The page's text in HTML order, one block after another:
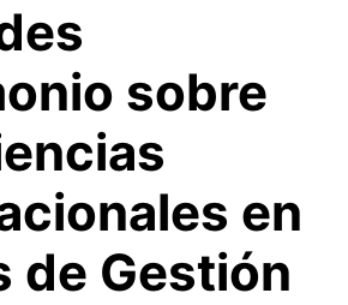
sobre
en
de Gestión